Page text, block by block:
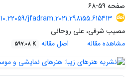
صفحه 59-68
10.22059/jfadram.2021.298155.615413
مصیب شرفی، علی روحانی
مشاهده مقاله
اصل مقاله 597.08 K